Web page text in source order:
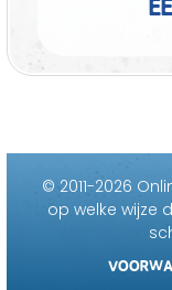
© 2011-2026
op welke wijze